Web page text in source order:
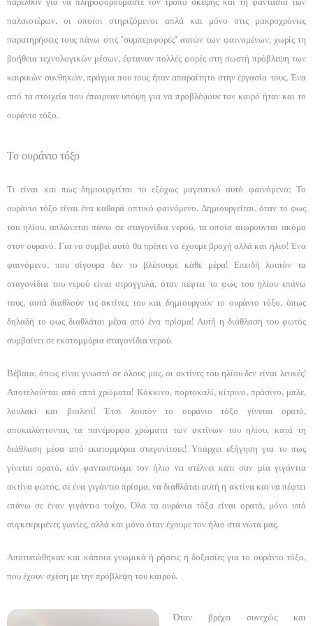
παλαιοτέρων, οι οποίοι στηριζόμενοι απλά και μόνο στις μακροχρόνιες
παρατηρήσεις τους πάνω στις "συμπεριφορές" αυτών των φαινομένων, χωρίς τη
βοήθεια τεχνολογικών μέσων, έφταναν πολλές φορές στη σωστή πρόβλεψη των
καιρικών συνθηκών, πράγμα που τους ήταν απαραίτητο στην εργασία τους. Ένα
από τα στοιχεία που έπαιρναν υπόψη για να προβλέψουν τον καιρό ήταν και το
ουράνιο τόξο.
Το ουράνιο τόξο
Τι είναι και πως δημιουργείται το εξόχως μαγευτικό αυτό φαινόμενο; Το
ουράνιο τόξο είναι ένα καθαρά οπτικό φαινόμενο. Δημιουργείται, όταν το φως
του ηλίου, απλώνεται πάνω σε σταγονίδια νερού, τα οποία αιωρούνται ακόμα
στον ουρανό. Για να συμβεί αυτό θα πρέπει να έχουμε βροχή αλλά και ήλιο! Ένα
φαινόμενο, που σίγουρα δεν το βλέπουμε κάθε μέρα! Επειδή λοιπόν τα
σταγονίδια του νερού είναι στρογγυλά, όταν πέφτει το φως του ηλίου επάνω
τους, αυτά διαθλούν τις ακτίνες του και δημιουργούν το ουράνιο τόξο, όπως
δηλαδή το φως διαθλάται μέσα από ένα πρίσμα! Αυτή η διάθλαση του φωτός
συμβαίνει σε εκατομμύρια σταγονίδια νερού.
Βέβαια, όπως είναι γνωστό σε όλους μας, οι ακτίνες του ηλίου δεν είναι λευκές!
Αποτελούνται από επτά χρώματα! Κόκκινο, πορτοκαλί, κίτρινο, πράσινο, μπλε,
λουλακίκαι βιολετί! Έτσι λοιπόν το ουράνιο τόξο γίνεται ορατό,
αποκαλύπτοντας τα πανέμορφα χρώματα των ακτίνων του ηλίου, κατά τη
διάθλαση μέσα από εκατομμύρια σταγονίτσες! Υπάρχει εξήγηση για το πως
γίνεται ορατό, εάν φανταστούμε τον ήλιο να στέλνει κάτι σαν μία γιγάντια
ακτίνα φωτός, σε ένα γιγάντιο πρίσμα, να διαθλάται αυτή η ακτίνα και να πέφτει
επάνω σε έναν γιγάντιο τοίχο.Όλα τα ουράνια τόξα είναι ορατά, μόνο υπό
συγκεκριμένες γωνίες, αλλά και μόνο όταν έχουμε τον ήλιο στα νώτα μας.
Αποτυπώθηκαν και κάποια γνωμικά ή ρήσεις ή δοξασίες για το ουράνιο τόξο,
που έχουν σχέση με την πρόβλεψη του καιρού.
Όταν βρέχει συνεχώς και